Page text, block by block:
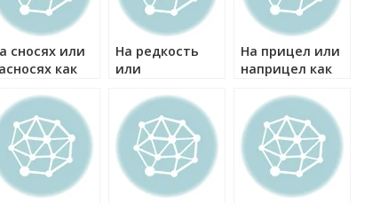
сносях или
как
На редкость
или
правильно?
На прицел или
наприцел как